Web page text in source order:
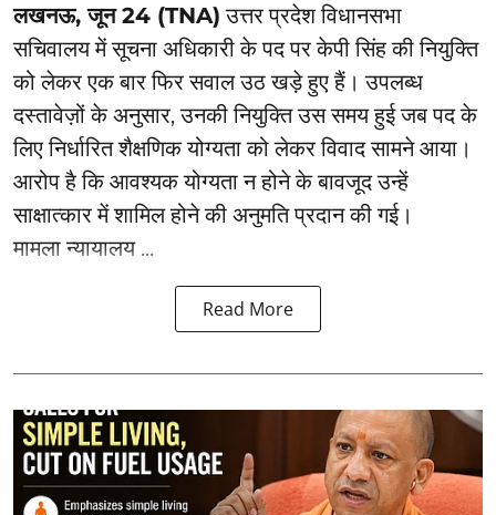
लखनऊ, जून 24 (TNA) उत्तर प्रदेश विधानसभा
सचिवालय में सूचना अधिकारी के पद पर केपी सिंह की नियुक्ति
को लेकर एक बार फिर सवाल उठ खड़े हुए हैं। उपलब्ध
दस्तावेज़ों के अनुसार, उनकी नियुक्ति उस समय हुई जब पद के
लिए निर्धारित शैक्षणिक योग्यता को लेकर विवाद सामने आया।
आरोप है कि आवश्यक योग्यता न होने के बावजूद उन्हें
साक्षात्कार में शामिल होने की अनुमति प्रदान की गई।
मामला न्यायालय ...
Read More